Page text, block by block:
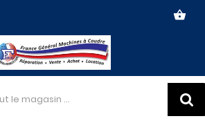
shopping_basket